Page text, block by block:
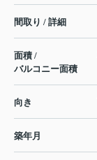
間取り / 詳細
面積 /
バルコニー面積
向き
築年月